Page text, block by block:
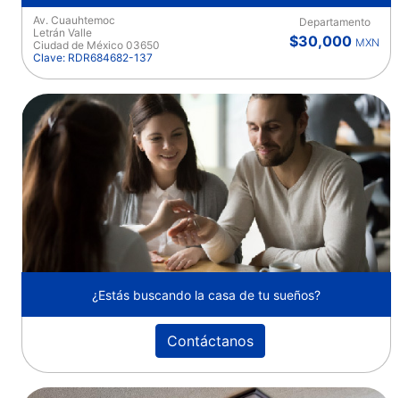
Av. Cuauhtemoc
Letrán Valle
Ciudad de México 03650
Clave: RDR684682-137
Departamento
$30,000 MXN
¿Estás buscando la casa de tu sueños?
Contáctanos